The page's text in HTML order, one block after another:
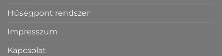
Hűségpont rendszer
Impresszum
Kapcsolat